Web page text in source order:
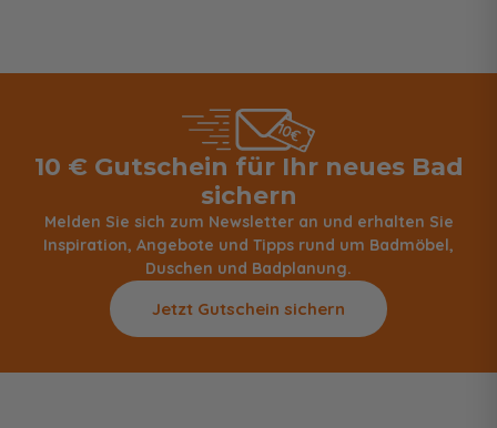
10 € Gutschein für Ihr neues Bad
sichern
Melden Sie sich zum Newsletter an und erhalten Sie
Inspiration, Angebote und Tipps rund um Badmöbel,
Duschen und Badplanung.
Jetzt Gutschein sichern